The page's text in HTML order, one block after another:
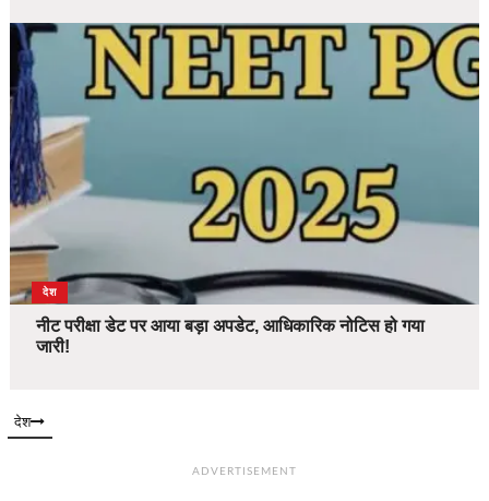
देश
नीट परीक्षा डेट पर आया बड़ा अपडेट, आधिकारिक नोटिस हो गया
जारी!
देश
ADVERTISEMENT